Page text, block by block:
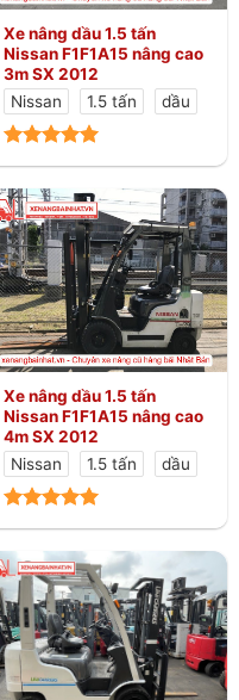
Xe nâng dầu 1.5 tấn
Nissan F1F1A15 nâng cao
3m SX 2012
Nissan
1.5 tấn dầu
Xe nâng dầu 1.5 tấn
Nissan F1F1A15 nâng cao
4m SX 2012
Nissan
1.5 tấn dầu